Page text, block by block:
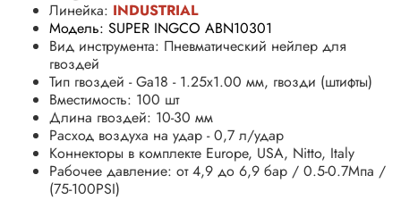
Линейка: INDUSTRIAL
Модель: SUPER INGCO ABN10301
Вид инструмента: Пневматический нейлер для
гвоздей
Тип гвоздей - Ga18 - 1.25x1.00 мм, гвозди (штифты)
Вместимость: 100 шт
Длина гвоздей: 10-30 мм
Расход воздуха на удар - 0,7 л/удар
Коннекторы в комплекте Europe, USA, Nitto, Italy
Рабочее давление: от 4,9 до 6,9 бар / 0.5-0.7Мпа /
(75-100PSI)